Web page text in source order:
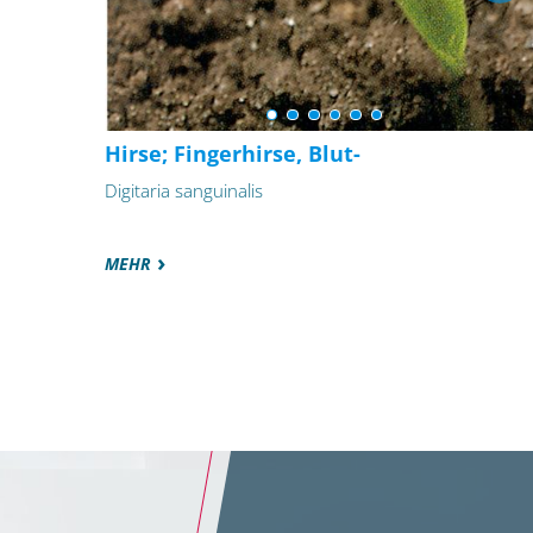
Hirse; Fingerhirse, Blut-
Digitaria sanguinalis
MEHR